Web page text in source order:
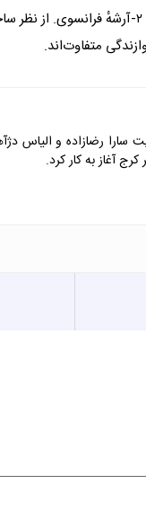
برای نواختن کنترباس دو مدل آرشه توسط
متفاوت‌اند.
سازنو در عظیمیه کرج فعالیت خود
آغاز به کار کرد.